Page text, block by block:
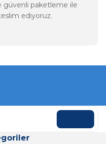
güvenli paketleme ile
ediyoruz.